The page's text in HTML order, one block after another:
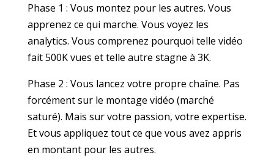
Phase 1 : Vous montez pour les autres. Vous
apprenez ce qui marche. Vous voyez les
analytics. Vous comprenez pourquoi telle vidéo
fait 500K vues et telle autre stagne à 3K.
Phase 2 : Vous lancez votre propre chaîne. Pas
forcément sur le montage vidéo (marché
saturé). Mais sur votre passion, votre expertise.
Et vous appliquez tout ce que vous avez appris
en montant pour les autres.